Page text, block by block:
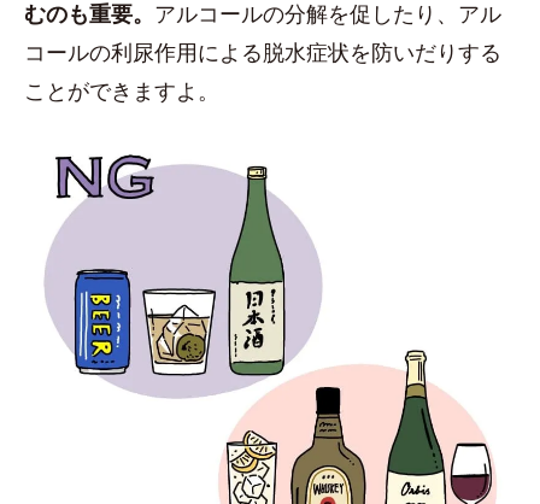
むのも重要。 アルコールの分解を促したり、アル
コールの利尿作用による脱水症状を防いだりする
ことができますよ。